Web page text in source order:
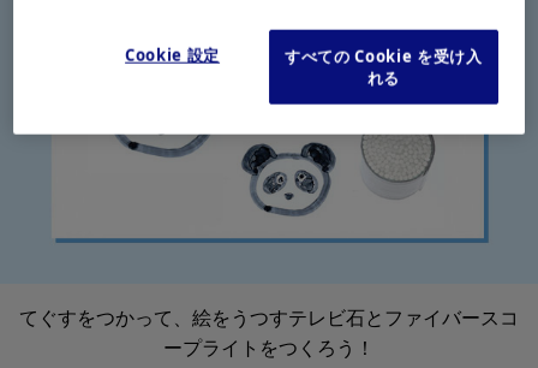
てぐすをつかって、絵をうつすテレビ石とファイバースコ
ープライトをつくろう！
Cookie 設定
すべての Cookie を受け入
れる